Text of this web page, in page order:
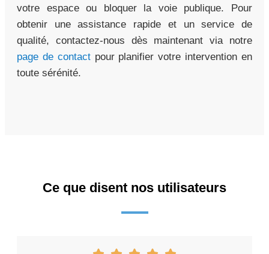
votre espace ou bloquer la voie publique. Pour
obtenir une assistance rapide et un service de
qualité, contactez-nous dès maintenant via notre
page de contactpour planifier votre intervention en
toute sérénité.
Ce que disent nos utilisateurs